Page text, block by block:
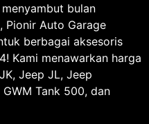
bulan
Pionir Auto Garage
berbagai aksesoris
Kami menawarkan harga
Jeep JL, Jeep
Tank 500, dan